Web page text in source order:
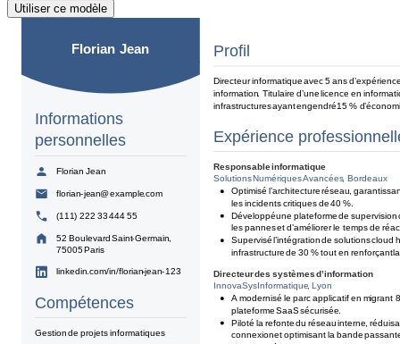
Utiliser ce modèle